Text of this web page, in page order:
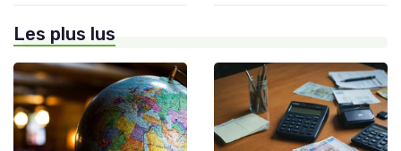
Les plus lus